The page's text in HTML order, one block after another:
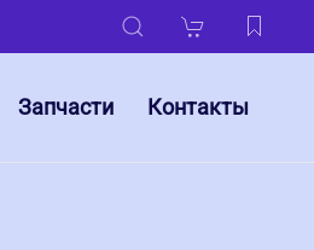
Запчасти Контакты